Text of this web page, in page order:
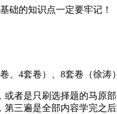
础的知识点一定要牢记！
、4套卷）、8套卷（徐涛
者是只刷选择题的马原
三遍是全部内容学完之